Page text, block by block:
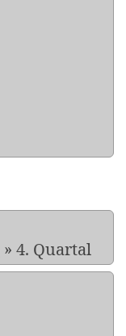
» 4. Quartal